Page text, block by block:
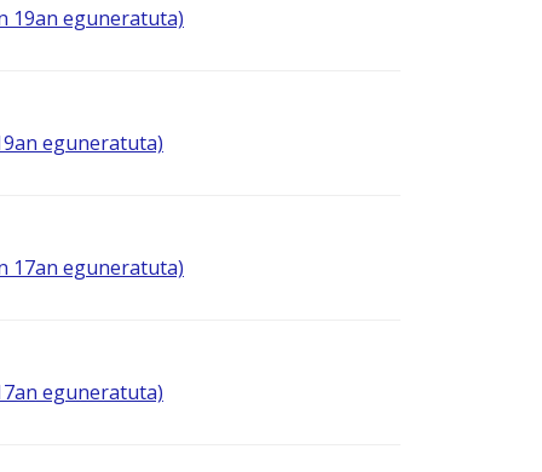
19an eguneratuta)
eguneratuta)
17an eguneratuta)
eguneratuta)